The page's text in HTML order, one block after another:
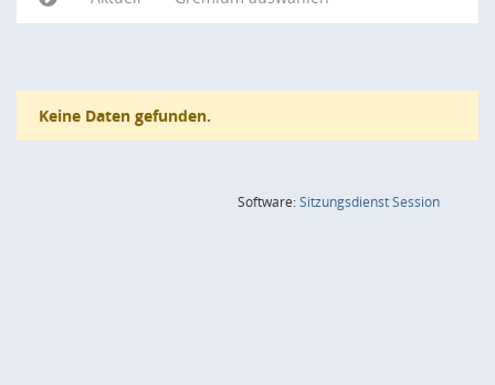
Keine Daten gefunden.
Software:SitzungsdienstSession(Wird in